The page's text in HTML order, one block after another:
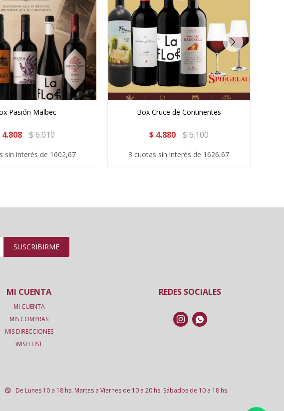
Pasión Malbec
4.808 $6.010
sin interés de 1602,67
Box Cruce de Continentes
$ 4.880 $6.100
3 cuotas sin interés de 1626,67
SUSCRIBIRME
REDES SOCIALES
 
De Lunes 10 a 18 hs. Martes a Viernes de 10 a 20 hs. Sábados de 10 a 18 hs.
MI CUENTA
MI CUENTA
MIS COMPRAS
MIS DIRECCIONES
WISH LIST